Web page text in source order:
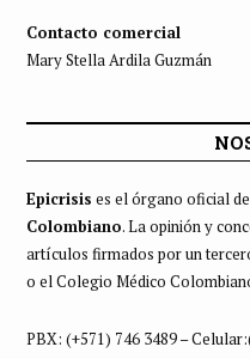
Contacto comercial
Mary Stella Ardila Guzmán
Epicrisis es el órgano oficial
Colombiano. La opinión y
artículos firmados por un
o el Colegio Médico
PBX: (+571) 746 3489 –